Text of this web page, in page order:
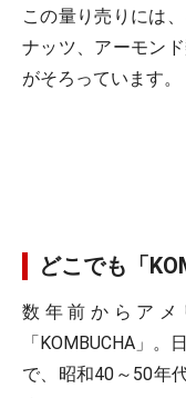
この量り売りには
ナッツ、アーモン
がそろっています。
どこでも「
数年前からア
「KOMBUCHA」
で、昭和40～50年